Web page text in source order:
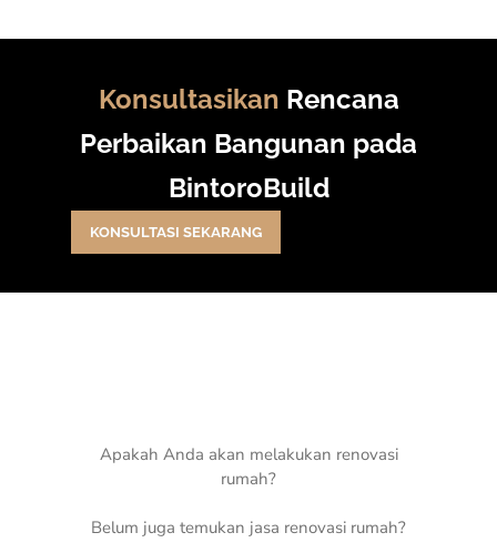
Konsultasikan Rencana
Perbaikan Bangunan pada
BintoroBuild
KONSULTASI SEKARANG
Apakah Anda akan melakukan renovasi
rumah?
Belum juga temukan jasa renovasi rumah?